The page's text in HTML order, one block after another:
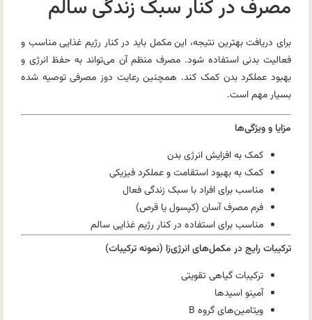
مصرف در کنار سبک زندگی سالم
برای دریافت بهترین نتیجه، این مکمل باید در کنار رژیم غذایی مناسب و
فعالیت بدنی استفاده شود. مصرف منظم آن می‌تواند به حفظ انرژی و
بهبود عملکرد بدن کمک کند. همچنین رعایت دوز مصرفی توصیه شده
بسیار مهم است.
مزایا و ویژگی‌ها
کمک به افزایش انرژی بدن
کمک به بهبود استقامت و عملکرد فیزیکی
مناسب برای افراد با سبک زندگی فعال
فرم مصرف آسان (کپسول یا قرص)
مناسب برای استفاده در کنار رژیم غذایی سالم
ترکیبات رایج در مکمل‌های انرژی‌زا (نمونه ترکیبات)
ترکیبات گیاهی تقویتی
آمینو اسیدها
ویتامین‌های گروه B